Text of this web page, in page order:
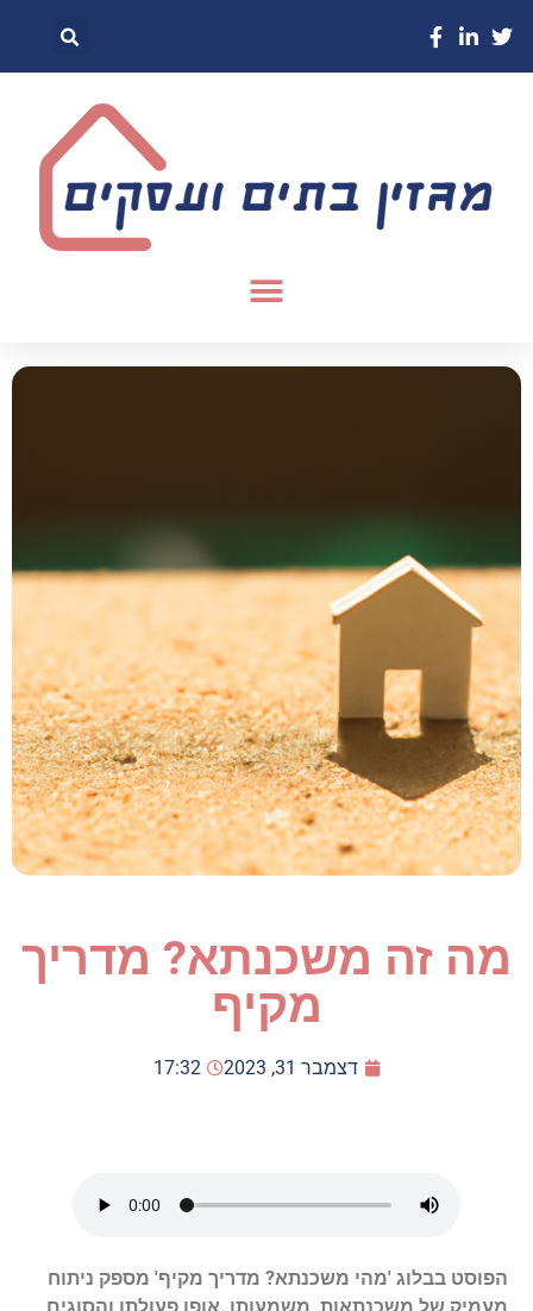
מה זה משכנתא? מדריך
מקיף
דצמבר 31, 2023 17:32
הפוסט בבלוג 'מהי משכנתא? מדריך מקיף' מספק ניתוח